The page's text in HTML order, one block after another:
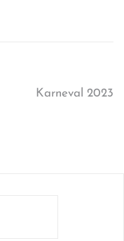
Karneval 2023